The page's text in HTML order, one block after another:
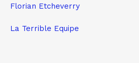
Florian Etcheverry
La Terrible Equipe